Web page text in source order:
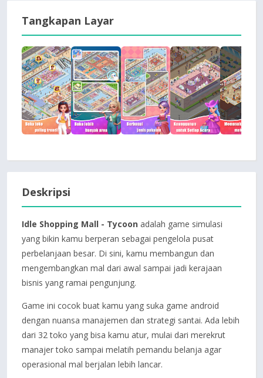
Tangkapan Layar
Deskripsi
Idle Shopping Mall - Tycoon adalah game simulasi
yang bikin kamu berperan sebagai pengelola pusat
perbelanjaan besar. Di sini, kamu membangun dan
mengembangkan mal dari awal sampai jadi kerajaan
bisnis yang ramai pengunjung.
Game ini cocok buat kamu yang suka game android
dengan nuansa manajemen dan strategi santai. Ada lebih
dari 32 toko yang bisa kamu atur, mulai dari merekrut
manajer toko sampai melatih pemandu belanja agar
operasional mal berjalan lebih lancar.